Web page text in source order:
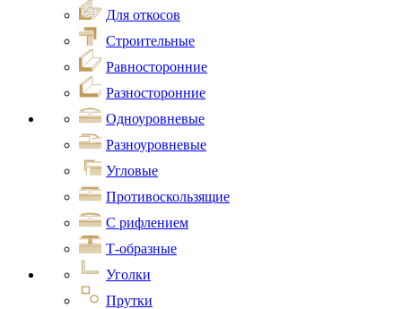
Для откосов
Строительные
Равносторонние
Разносторонние
Одноуровневые
Разноуровневые
Угловые
Противоскользящие
С рифлением
Т-образные
Уголки
Прутки